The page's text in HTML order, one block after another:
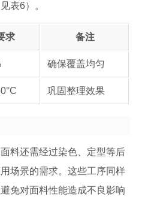
表6）。
求 备注
确保覆盖均匀
巩固整理效果
料还需经过染色、定型等后
场景的需求。这些工序同样
免对面料性能造成不良影响